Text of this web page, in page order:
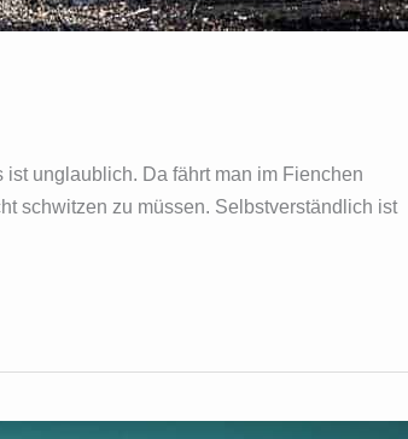
unglaublich. Da fährt man im Fienchen
schwitzen zu müssen. Selbstverständlich ist